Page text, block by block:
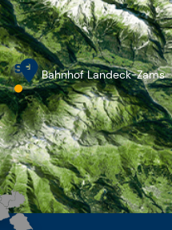
SEE Bahnhof Landeck-Zams